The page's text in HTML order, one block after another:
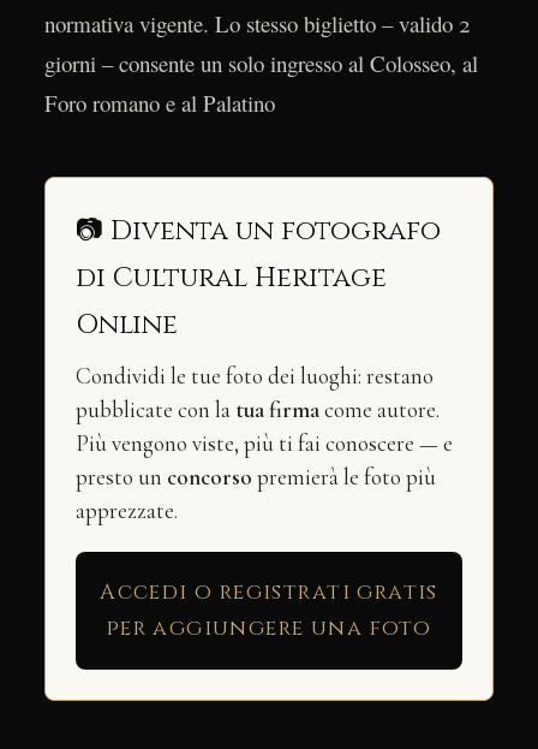
normativa vigente. Lo stesso biglietto – valido 2
giorni – consente un solo ingresso al Colosseo, al
Foro romano e al Palatino
📷 Diventa un fotografo
di Cultural Heritage
Online
Condividi le tue foto dei luoghi: restano
pubblicate con la tua firmacome autore.
Più vengono viste, più ti fai conoscere — e
presto un concorso premierà le foto più
apprezzate.
Accedi o registrati gratis
per aggiungere una foto